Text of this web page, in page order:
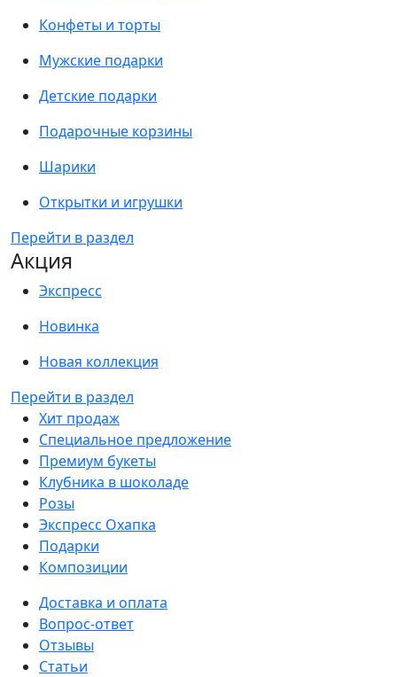
Конфеты и торты
Мужские подарки
Детские подарки
Подарочные корзины
Шарики
Открытки и игрушки
Перейти в раздел
Акция
Экспресс
Новинка
Новая коллекция
Перейти в раздел
Хит продаж
Специальное предложение
Премиум букеты
Клубника в шоколаде
Розы
Экспресс Охапка
Подарки
Композиции
Доставка и оплата
Вопрос-ответ
Отзывы
Статьи